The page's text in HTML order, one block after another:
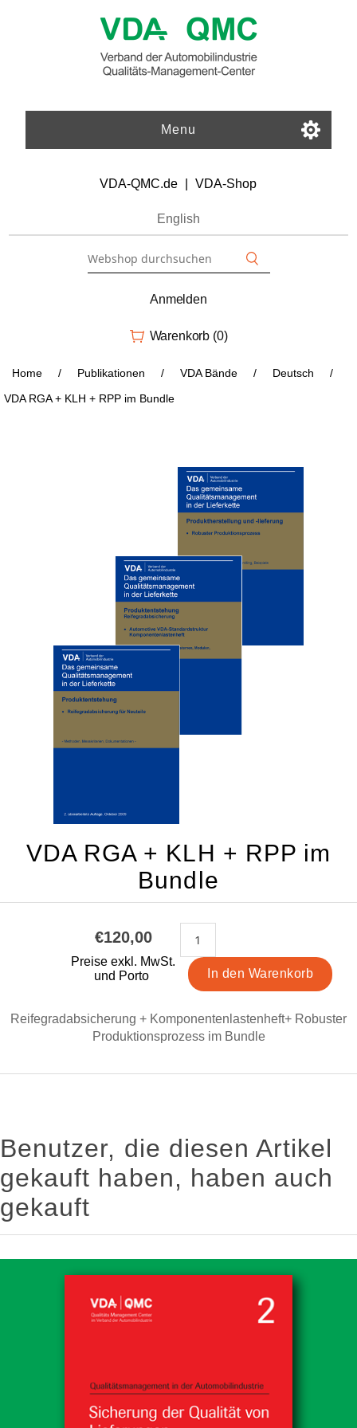
Menu
VDA-QMC.de VDA-Shop
English
Anmelden
Warenkorb (0)
Home / Publikationen / VDA Bände / Deutsch
/
VDA RGA + KLH + RPP im Bundle
VDA RGA + KLH + RPP im
Bundle
€120,00
Preise exkl. MwSt.
und Porto
Reifegradabsicherung + Komponentenlastenheft+ Robuster
Produktionsprozess im Bundle
Benutzer, die diesen Artikel
gekauft haben, haben auch
gekauft